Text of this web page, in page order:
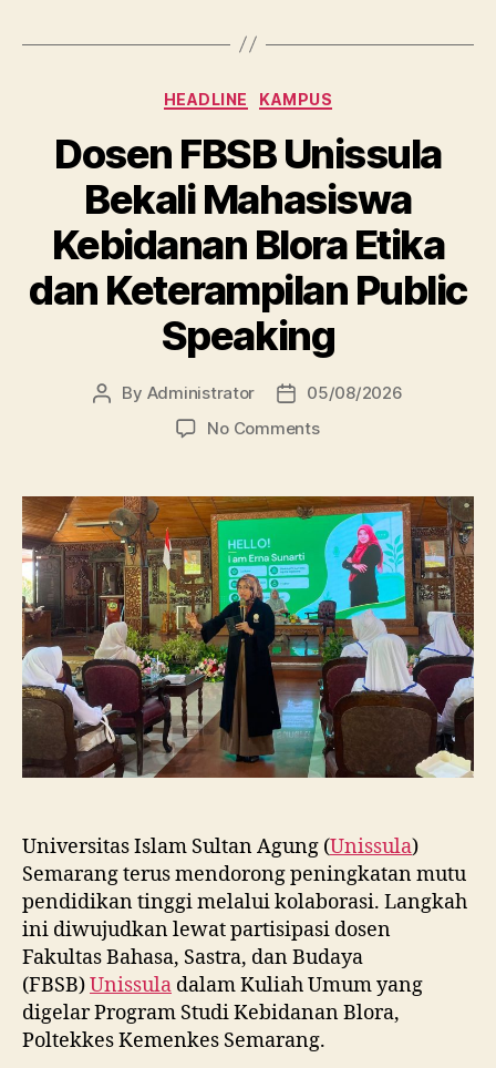
Categories
HEADLINE KAMPUS
Dosen FBSB Unissula
Bekali Mahasiswa
Kebidanan Blora Etika
dan Keterampilan Public
Speaking
Post
By Administrator
Post
date
05/08/2026
No Commentson
Unissula
Bekali
Mahasiswa
Kebidanan
Blora
Etika
dan
Keterampilan
Public
Speaking
Universitas Islam Sultan Agung (Unissula)
Semarang terus mendorong peningkatan mutu
pendidikan tinggi melalui kolaborasi. Langkah
ini diwujudkan lewat partisipasi dosen
Fakultas Bahasa, Sastra, dan Budaya
(FBSB)Unissula dalam Kuliah Umum yang
digelar Program Studi Kebidanan Blora,
Poltekkes Kemenkes Semarang.